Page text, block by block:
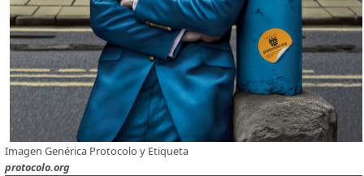
Imagen Genérica Protocolo y Etiqueta
protocolo.org